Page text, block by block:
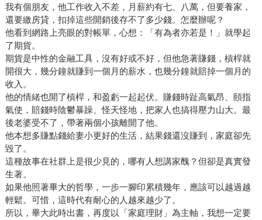
我有個朋友，他工作收入不差，月薪約有七、八萬，但要養家，
還要繳房貸，扣掉這些開銷後存不了多少錢。怎麼辦呢？
他看到網路上亮眼的對帳單，心想：「有為者亦若是！」就學起
了期貨。
期貨是中性的金融工具，沒有好或不好，但他急著賺錢，槓桿就
開很大，幾分鐘就賺到一個月的薪水，也幾分鐘就賠掉一個月的
收入。
他的情緒也開了槓桿，和盈虧一起起伏。賺錢時趾高氣昂、頤指
氣使，賠錢時陰鬱暴躁、怪天怪地，把家人也搞得壓力山大。最
後老婆受不了，帶著兩個小孩離開了他。
他本想多賺點錢給妻小更好的生活，結果錢還沒賺到，家庭卻先
毀了。
這種故事在社群上是很少見的，哪有人想講家醜？但卻是真實發
生著。
如果他照著畢大的哲學，一步一腳印累積幾年，應該可以越過越
輕鬆。可惜，這時代有耐心的人越來越少了。
所以，畢大此時出書，再度以「家庭理財」為主軸，我想一定要